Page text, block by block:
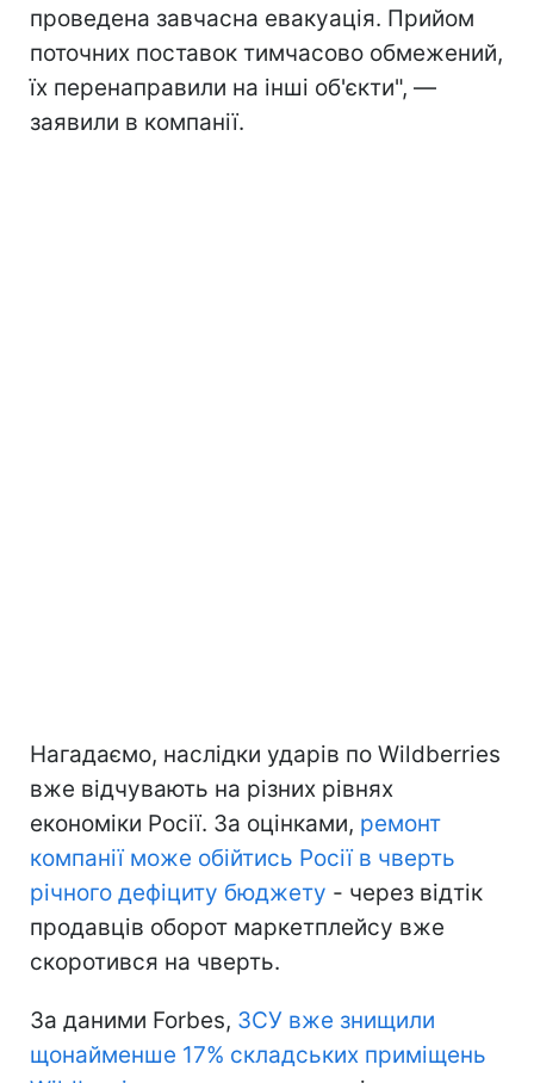
проведена завчасна евакуація. Прийом
поточних поставок тимчасово обмежений,
їх перенаправили на інші об'єкти", —
заявили в компанії.
Нагадаємо, наслідки ударів по Wildberries
вже відчувають на різних рівнях
економіки Росії. За оцінками, ремонт
компанії може обійтись Росії в чверть
річного дефіциту бюджету - через відтік
продавців оборот маркетплейсу вже
скоротився на чверть.
За даними Forbes, ЗСУ вже знищили
щонайменше 17% складських приміщень